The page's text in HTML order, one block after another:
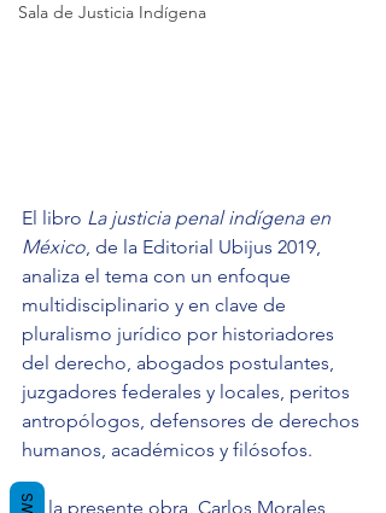
Sala de Justicia Indígena
El libro La justicia penal indígena en
México, de la Editorial Ubijus 2019,
analiza el tema con un enfoque
multidisciplinario y en clave de
pluralismo jurídico por historiadores
del derecho, abogados postulantes,
juzgadores federales y locales, peritos
antropólogos, defensores de derechos
humanos, académicos y filósofos.
En la presente obra, Carlos Morales